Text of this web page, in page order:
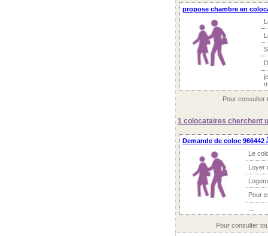
propose chambre en
Pour consulter
1 colocataires cherchent
Demande de coloc
Le
Loyer
Pour
Pour consulter